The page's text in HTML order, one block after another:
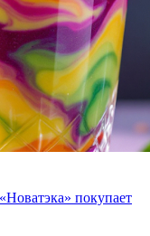
покупает